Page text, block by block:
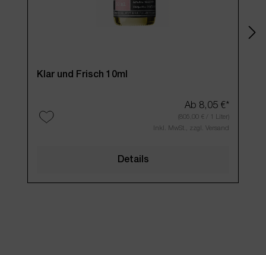
Klar und Frisch 10ml
Ab 8,05 €*
(805,00 € / 1 Liter)
Inkl. MwSt., zzgl. Versand
Details